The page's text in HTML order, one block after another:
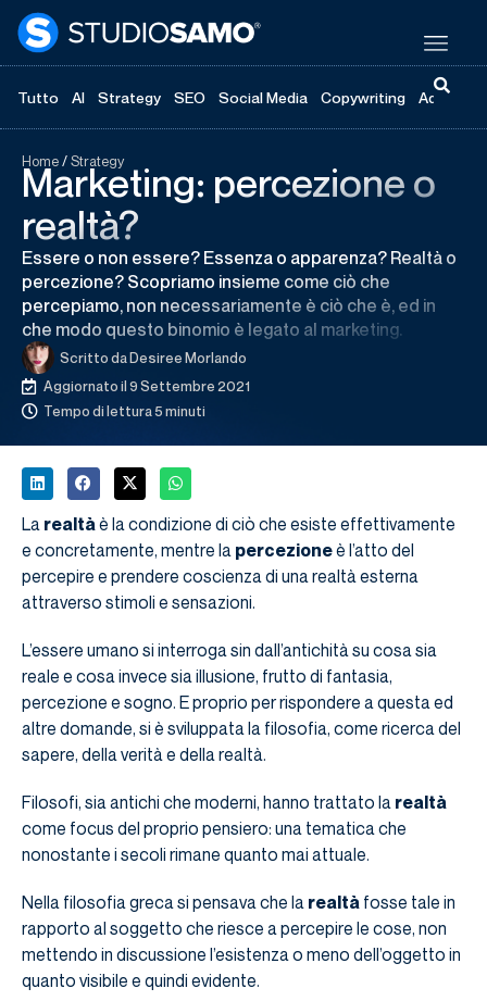
Tutto AI Strategy SEO Social Media Copywriting
Home/Strategy
Marketing: percezione o
realtà?
Essere o non essere? Essenza o apparenza? Realtà o
percezione? Scopriamo insieme come ciò che
percepiamo, non necessariamente è ciò che è, ed in
che modo questo binomio è legato al marketing.
Scritto daDesiree Morlando
Aggiornato il 9 Settembre 2021
Tempo di lettura 5 minuti
La realtà è la condizione di ciò che esiste effettivamente
e concretamente, mentre la percezioneè l’atto del
percepire e prendere coscienza di una realtà esterna
attraverso stimoli e sensazioni.
L’essere umano si interroga sin dall’antichità su cosa sia
reale e cosa invece sia illusione, frutto di fantasia,
percezione e sogno. E proprio per rispondere a questa ed
altre domande, si è sviluppata la filosofia, come ricerca del
sapere, della verità e della realtà.
Filosofi, sia antichi che moderni, hanno trattato la realtà
come focus del proprio pensiero: una tematica che
nonostante i secoli rimane quanto mai attuale.
Nella filosofia greca si pensava che la realtà fosse tale in
rapporto al soggetto che riesce a percepire le cose, non
mettendo in discussione l’esistenza o meno dell’oggetto in
quanto visibile e quindi evidente.